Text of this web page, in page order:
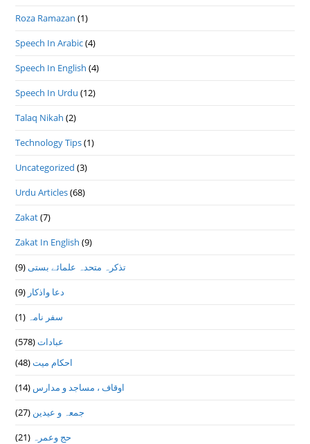
Roza Ramazan (1)
Speech In Arabic(4)
Speech In English (4)
Speech In Urdu (12)
Talaq Nikah (2)
Technology Tips(1)
Uncategorized (3)
Urdu Articles(68)
Zakat(7)
Zakat In English (9)
تذكرہ متحدہ علمائے بستى(9)
دعا واذكار (9)
سفر نامہ (1)
عبادات(578)
احکام میت(48)
اوقاف ، مساجد و مدارس (14)
جمعہ و عیدین (27)
حج وعمرہ (21)